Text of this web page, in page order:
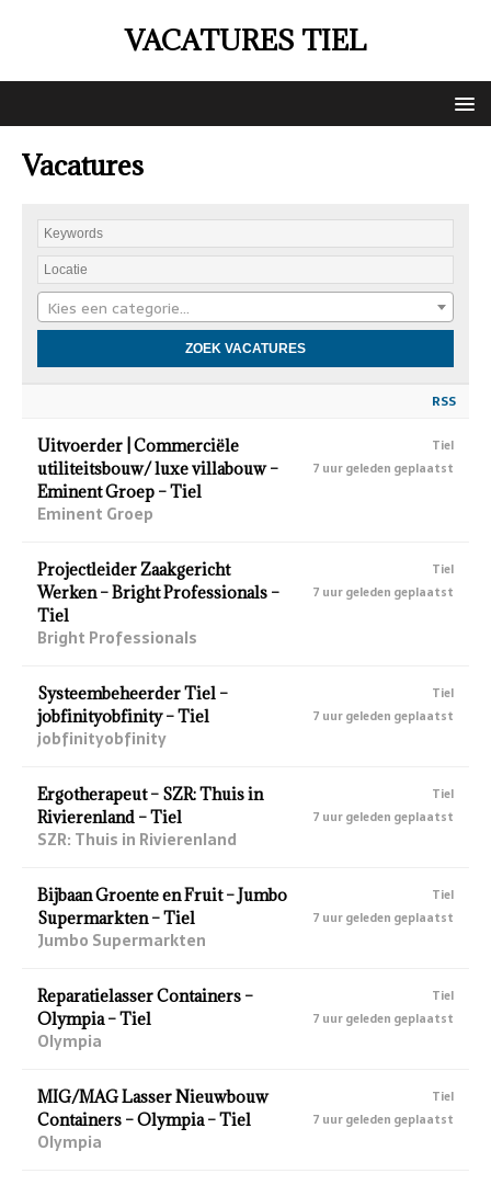
VACATURES TIEL
Vacatures
Kies een categorie…
RSS
Uitvoerder | Commerciële
utiliteitsbouw/ luxe villabouw –
Eminent Groep – Tiel
Eminent Groep
Tiel
7 uur geleden geplaatst
Projectleider Zaakgericht
Werken – Bright Professionals –
Tiel
Bright Professionals
Tiel
7 uur geleden geplaatst
Systeembeheerder Tiel –
jobfinityobfinity – Tiel
jobfinityobfinity
Tiel
7 uur geleden geplaatst
Ergotherapeut – SZR: Thuis in
Rivierenland – Tiel
SZR: Thuis in Rivierenland
Tiel
7 uur geleden geplaatst
Bijbaan Groente en Fruit – Jumbo
Supermarkten – Tiel
Jumbo Supermarkten
Tiel
7 uur geleden geplaatst
Reparatielasser Containers –
Olympia – Tiel
Olympia
Tiel
7 uur geleden geplaatst
MIG/MAG Lasser Nieuwbouw
Containers – Olympia – Tiel
Olympia
Tiel
7 uur geleden geplaatst